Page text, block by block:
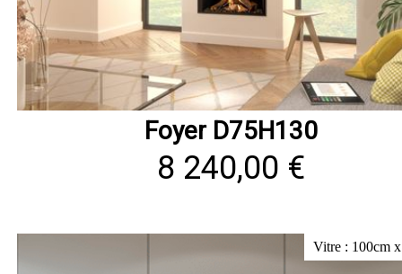
Foyer D75H130
8 240,00 €
Vitre : 100cm